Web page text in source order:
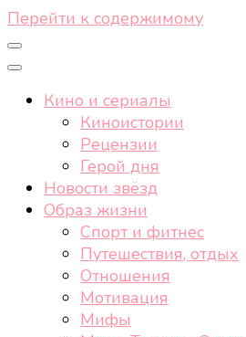
Перейти к содержимому
Кино и сериалы
Киноистории
Рецензии
Герой дня
Новости звёзд
Образ жизни
Спорт и фитнес
Путешествия, отдых
Отношения
Мотивация
Мифы